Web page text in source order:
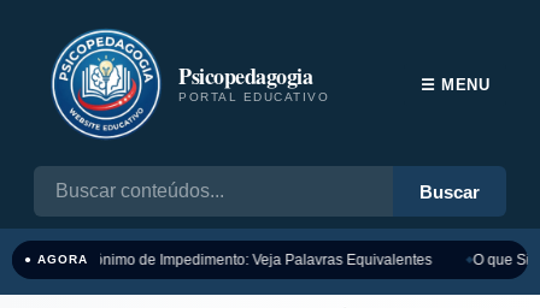
Psicopedagogia
PORTAL EDUCATIVO
Buscar
☰ MENU
● AGORASinônimo de Impedimento: Veja Palavras Equivalentes O que